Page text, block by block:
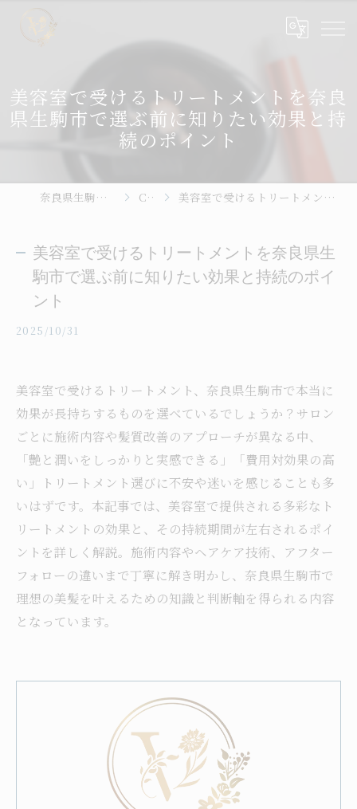
美容室で受けるトリートメントを奈良
県生駒市で選ぶ前に知りたい効果と持
続のポイント
奈良県生駒の美容室ならhair place VIVE Column 美容室で受けるトリートメントを奈良県生駒市で選ぶ前に知りたい効果と持続のポイント
美容室で受けるトリートメントを奈良県生
駒市で選ぶ前に知りたい効果と持続のポイ
ント
2025/10/31
美容室で受けるトリートメント、奈良県生駒市で本当に
効果が長持ちするものを選べているでしょうか？サロン
ごとに施術内容や髪質改善のアプローチが異なる中、
「艶と潤いをしっかりと実感できる」「費用対効果の高
い」トリートメント選びに不安や迷いを感じることも多
いはずです。本記事では、美容室で提供される多彩なト
リートメントの効果と、その持続期間が左右されるポイ
ントを詳しく解説。施術内容やヘアケア技術、アフター
フォローの違いまで丁寧に解き明かし、奈良県生駒市で
理想の美髪を叶えるための知識と判断軸を得られる内容
となっています。